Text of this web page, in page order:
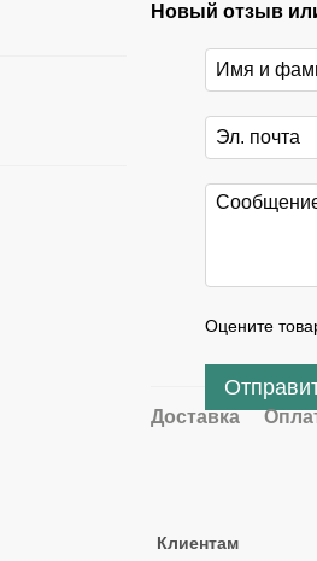
Новый отзыв
Оцените
Доставка
Клиентам